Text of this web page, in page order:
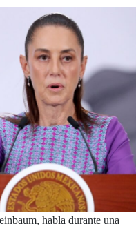
habla durante una